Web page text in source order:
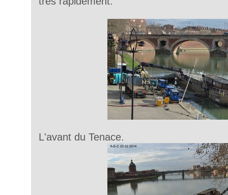
L'avant du Tenace.